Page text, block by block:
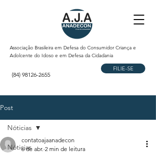
Associação Brasileira em Defesa do Consumidor Criança e
Adolcente do Idoso e em Defesa da Cidadania
(84) 98126-2655
FILIE-SE
Post
Nóticias
Nóticias
contatoajaanadecon
6 de abr. 2 min de leitura